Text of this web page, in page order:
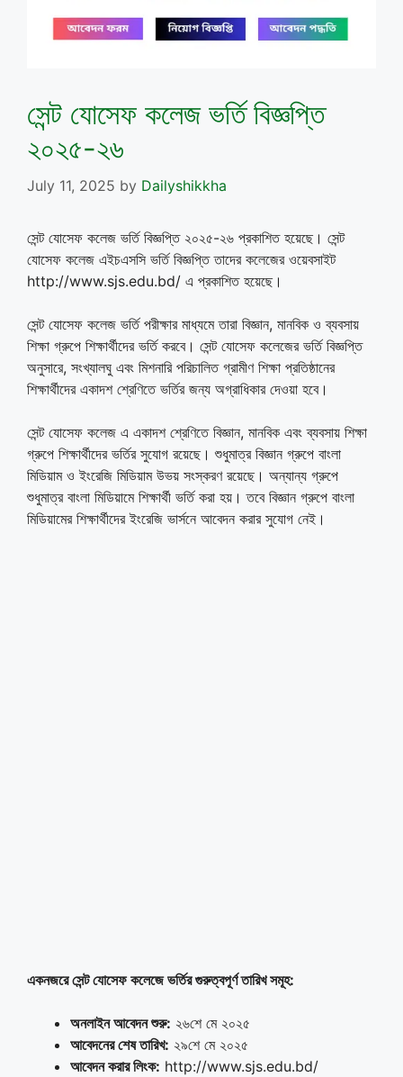
সেন্ট যোসেফ কলেজ ভর্তি বিজ্ঞপ্তি
২০২৫-২৬
July 11, 2025 by Dailyshikkha
সেন্ট যোসেফ কলেজ ভর্তি বিজ্ঞপ্তি ২০২৫-২৬ প্রকাশিত হয়েছে। সেন্ট
যোসেফ কলেজ এইচএসসি ভর্তি বিজ্ঞপ্তি তাদের কলেজের ওয়েবসাইট
http://www.sjs.edu.bd/ এ প্রকাশিত হয়েছে।
সেন্ট যোসেফ কলেজ ভর্তি পরীক্ষার মাধ্যমে তারা বিজ্ঞান, মানবিক ও ব্যবসায়
শিক্ষা গ্রুপে শিক্ষার্থীদের ভর্তি করবে। সেন্ট যোসেফ কলেজের ভর্তি বিজ্ঞপ্তি
অনুসারে, সংখ্যালঘু এবং মিশনারি পরিচালিত গ্রামীণ শিক্ষা প্রতিষ্ঠানের
শিক্ষার্থীদের একাদশ শ্রেণিতে ভর্তির জন্য অগ্রাধিকার দেওয়া হবে।
সেন্ট যোসেফ কলেজ এ একাদশ শ্রেণিতে বিজ্ঞান, মানবিক এবং ব্যবসায় শিক্ষা
গ্রুপে শিক্ষার্থীদের ভর্তির সুযোগ রয়েছে। শুধুমাত্র বিজ্ঞান গ্রুপে বাংলা
মিডিয়াম ও ইংরেজি মিডিয়াম উভয় সংস্করণ রয়েছে। অন্যান্য গ্রুপে
শুধুমাত্র বাংলা মিডিয়ামে শিক্ষার্থী ভর্তি করা হয়। তবে বিজ্ঞান গ্রুপে বাংলা
মিডিয়ামের শিক্ষার্থীদের ইংরেজি ভার্সনে আবেদন করার সুযোগ নেই।
একনজরে সেন্ট যোসেফ কলেজে ভর্তির গুরুত্বপূর্ণ তারিখ সমূহ:
অনলাইন আবেদন শুরু: ২৬শে মে ২০২৫
আবেদনের শেষ তারিখ: ২৯শে মে ২০২৫
আবেদন করার লিংক: http://www.sjs.edu.bd/